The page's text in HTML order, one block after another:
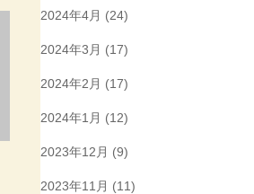
2024年4月 (24)
2024年3月 (17)
2024年2月 (17)
2024年1月 (12)
2023年12月 (9)
2023年11月 (11)